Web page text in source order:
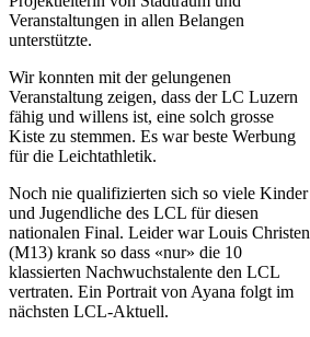
Veranstaltungen in allen Belangen
unterstützte.
Wir konnten mit der gelungenen
Veranstaltung zeigen, dass der LC Luzern
fähig und willens ist, eine solch grosse
Kiste zu stemmen. Es war beste Werbung
für die Leichtathletik.
Noch nie qualifizierten sich so viele Kinder
und Jugendliche des LCL für diesen
nationalen Final. Leider war Louis Christen
(M13) krank so dass «nur» die 10
klassierten Nachwuchstalente den LCL
vertraten. Ein Portrait von Ayana folgt im
nächsten LCL-Aktuell.